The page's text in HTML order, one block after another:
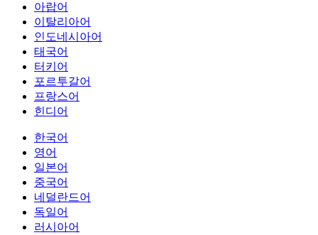
아랍어
이탈리아어
인도네시아어
태국어
터키어
포르투갈어
프랑스어
힌디어
한국어
영어
일본어
중국어
네덜란드어
독일어
러시아어